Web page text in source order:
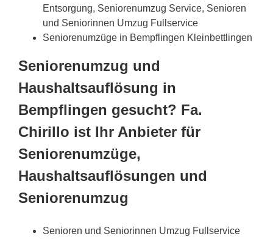
Entsorgung, Seniorenumzug Service, Senioren
und Seniorinnen Umzug Fullservice
Seniorenumzüge in Bempflingen Kleinbettlingen
Seniorenumzug und
Haushaltsauflösung in
Bempflingen gesucht? Fa.
Chirillo ist Ihr Anbieter für
Seniorenumzüge,
Haushaltsauflösungen und
Seniorenumzug
Senioren und Seniorinnen Umzug Fullservice